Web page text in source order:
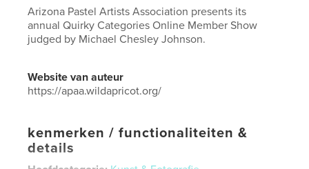
Arizona Pastel Artists Association presents its
annual Quirky Categories Online Member Show
judged by Michael Chesley Johnson.
Website van auteur
https://apaa.wildapricot.org/
kenmerken / functionaliteiten &
details